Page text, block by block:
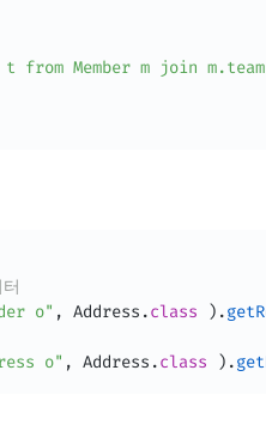
from Member m join
o" , Address .class ) .
o" , Address .class ) .